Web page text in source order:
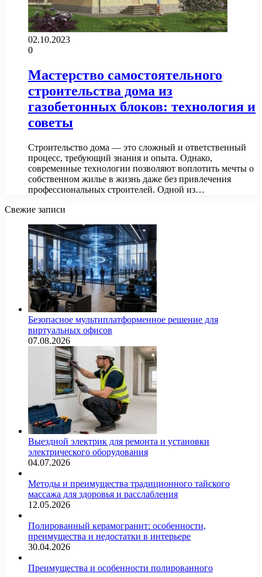
02.10.2023
0
Мастерство самостоятельного
строительства дома из
газобетонных блоков: технология и
советы
Строительство дома — это сложный и ответственный
процесс, требующий знания и опыта. Однако,
современные технологии позволяют воплотить мечты о
собственном жилье в жизнь даже без привлечения
профессиональных строителей. Одной из…
Свежие записи
Безопасное мультиплатформенное решение для
виртуальных офисов
07.08.2026
Выездной электрик для ремонта и установки
электрического оборудования
04.07.2026
Методы и преимущества традиционного тайского
массажа для здоровья и расслабления
12.05.2026
Полированный керамогранит: особенности,
преимущества и недостатки в интерьере
30.04.2026
Преимущества и особенности полированного